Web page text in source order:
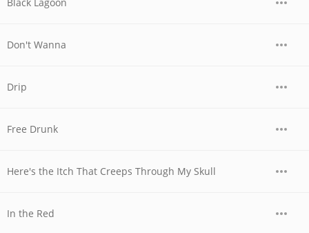
Don't Wanna
Drip
Free Drunk
Here's the Itch That Creeps Through My Skull
In the Red